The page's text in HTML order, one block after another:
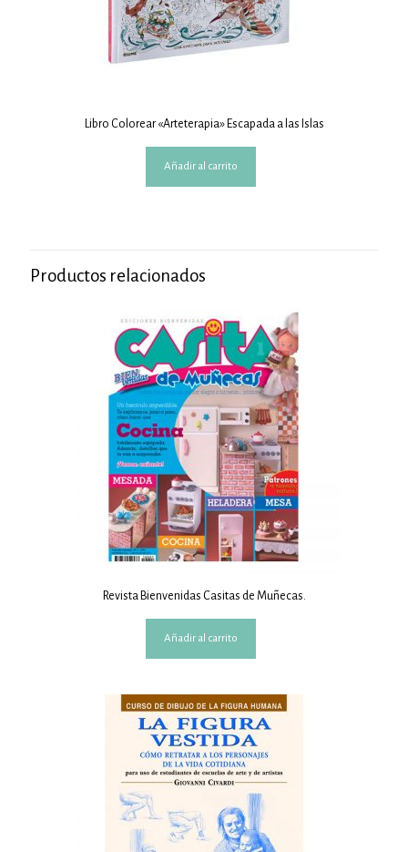
Libro Colorear «Arteterapia» Escapada a las Islas
Añadir al carrito
Productos relacionados
Revista Bienvenidas Casitas de Muñecas.
Añadir al carrito